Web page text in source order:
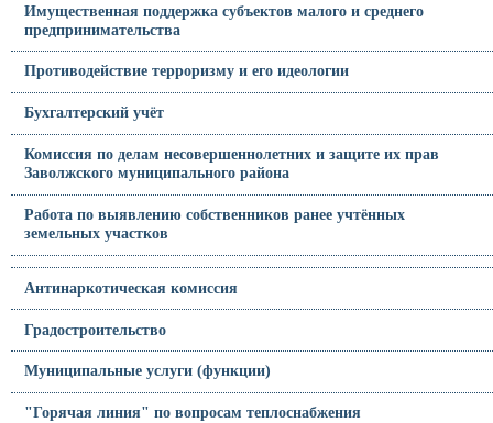
Имущественная поддержка субъектов малого и среднего
предпринимательства
Противодействие терроризму и его идеологии
Бухгалтерский учёт
Комиссия по делам несовершеннолетних и защите их прав
Заволжского муниципального района
Работа по выявлению собственников ранее учтённых
земельных участков
Антинаркотическая комиссия
Градостроительство
Муниципальные услуги (функции)
"Горячая линия" по вопросам теплоснабжения